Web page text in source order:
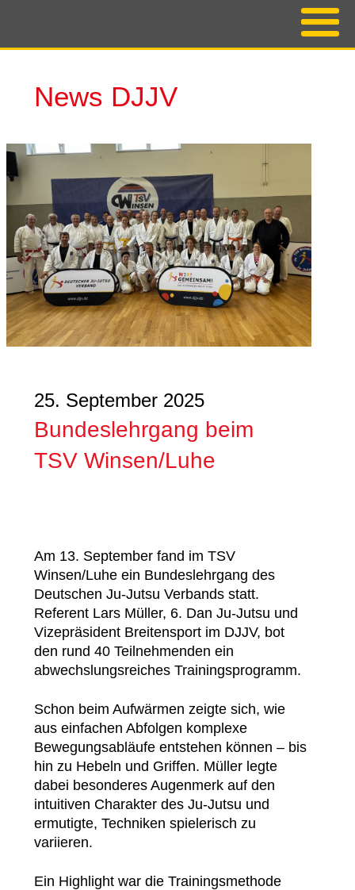
News DJJV
25. September 2025
Bundeslehrgang beim
TSV Winsen/Luhe
Am 13. September fand im TSV
Winsen/Luhe ein Bundeslehrgang des
Deutschen Ju-Jutsu Verbands statt.
Referent Lars Müller, 6. Dan Ju-Jutsu und
Vizepräsident Breitensport im DJJV, bot
den rund 40 Teilnehmenden ein
abwechslungsreiches Trainingsprogramm.
Schon beim Aufwärmen zeigte sich, wie
aus einfachen Abfolgen komplexe
Bewegungsabläufe entstehen können – bis
hin zu Hebeln und Griffen. Müller legte
dabei besonderes Augenmerk auf den
intuitiven Charakter des Ju-Jutsu und
ermutigte, Techniken spielerisch zu
variieren.
Ein Highlight war die Trainingsmethode